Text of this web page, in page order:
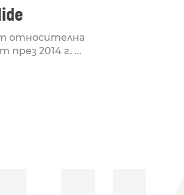
относителна
през 2014 г. ...